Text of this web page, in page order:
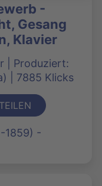
-
Gesang
Klavier
| Produziert:
| 7885 Klicks
TEILEN
1859) -